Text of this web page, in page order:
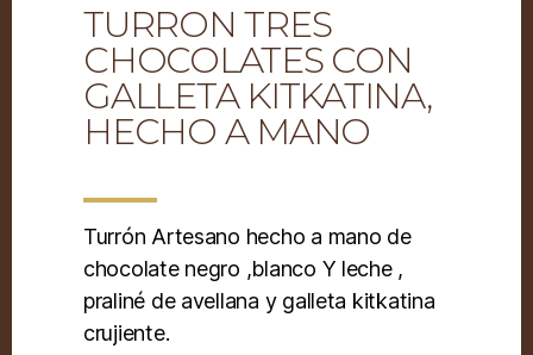
TURRON TRES
CHOCOLATES CON
GALLETA KITKATINA,
HECHO A MANO
Turrón Artesano hecho a mano de
chocolate negro ,blanco Y leche ,
praliné de avellana y galleta kitkatina
crujiente.